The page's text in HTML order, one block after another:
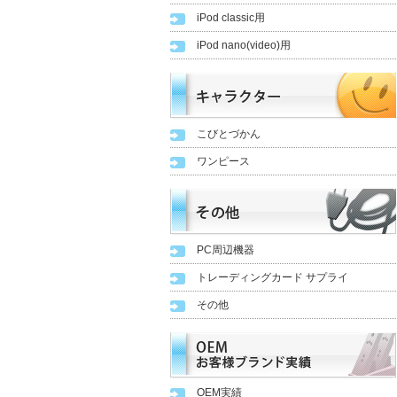
iPod classic用
iPod nano(video)用
こびとづかん
ワンピース
PC周辺機器
トレーディングカード サプライ
その他
OEM実績